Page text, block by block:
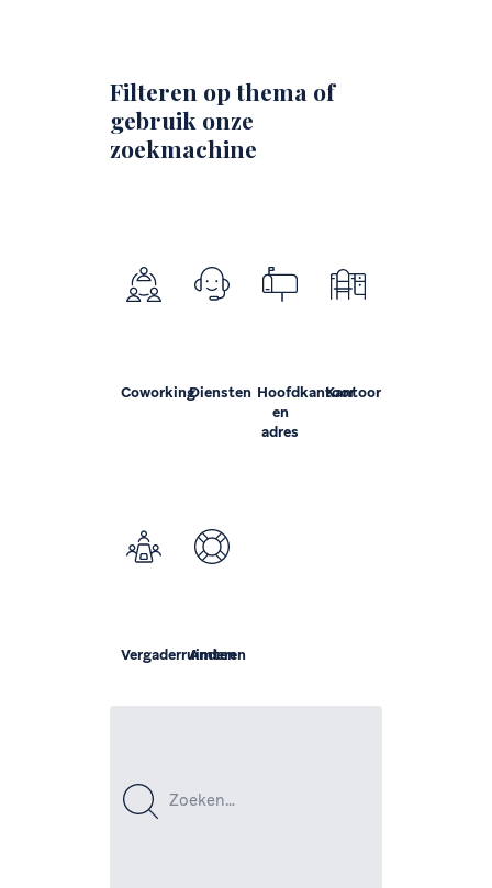
Filteren op thema of
gebruik onze
zoekmachine
CoworkingDiensten Hoofdkantoor
en
adres
Kantoor
Vergaderruimten
Anderen